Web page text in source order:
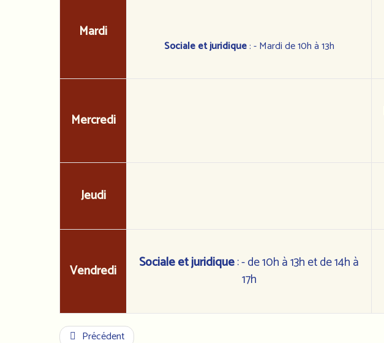
Mardi
Sociale et juridique: - Mardi de 10h à 13h
Mercredi
Jeudi
Vendredi Sociale et juridique: - de 10h à 13h et de 14h à
17h
Précédent